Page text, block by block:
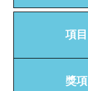
項目
獎項